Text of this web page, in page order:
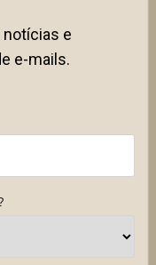
e
e-mails.